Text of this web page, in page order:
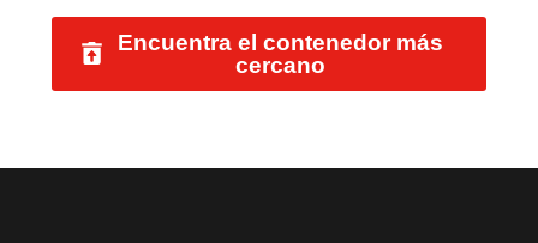
Encuentra el contenedor más
cercano